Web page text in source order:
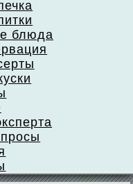
блюда